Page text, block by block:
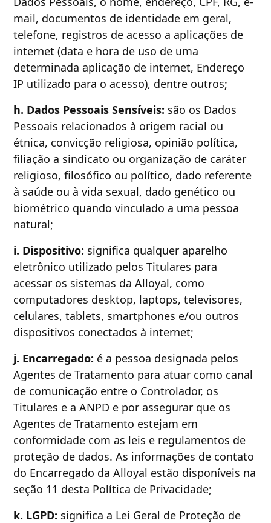
mail, documentos de identidade em geral,
telefone, registros de acesso a aplicações de
internet (data e hora de uso de uma
determinada aplicação de internet, Endereço
IP utilizado para o acesso), dentre outros;
h. Dados Pessoais Sensíveis: são os Dados
Pessoais relacionados à origem racial ou
étnica, convicção religiosa, opinião política,
filiação a sindicato ou organização de caráter
religioso, filosófico ou político, dado referente
à saúde ou à vida sexual, dado genético ou
biométrico quando vinculado a uma pessoa
natural;
i. Dispositivo: significa qualquer aparelho
eletrônico utilizado pelos Titulares para
acessar os sistemas da Alloyal, como
computadores desktop, laptops, televisores,
celulares, tablets, smartphones e/ou outros
dispositivos conectados à internet;
j. Encarregado: é a pessoa designada pelos
Agentes de Tratamento para atuar como canal
de comunicação entre o Controlador, os
Titulares e a ANPD e por assegurar que os
Agentes de Tratamento estejam em
conformidade com as leis e regulamentos de
proteção de dados. As informações de contato
do Encarregado da Alloyal estão disponíveis na
seção 11 desta Política de Privacidade;
k. LGPD: significa a Lei Geral de Proteção de